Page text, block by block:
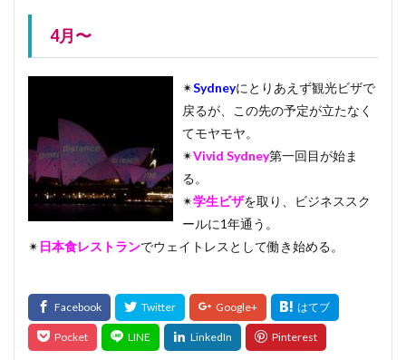
4月〜
✴︎Sydneyにとりあえず観光ビザで
戻るが、この先の予定が立たなく
てモヤモヤ。
✴︎Vivid Sydney第一回目が始ま
る。
✴︎学生ビザを取り、ビジネススク
ールに1年通う。
✴︎日本食レストランでウェイトレスとして働き始める。